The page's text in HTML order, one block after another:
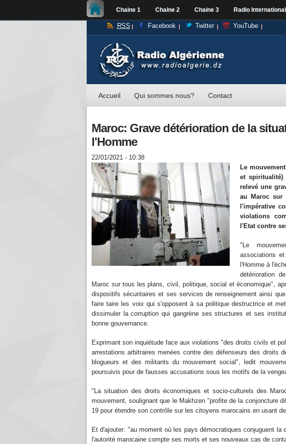
Chaine 1 Chaine 2 Chaine 3 Radio International
RSS Facebook Twitter YouTube
Accueil Qui sommes nous? Contact
Maroc: Grave détérioration de la
l'Homme
22/01/2021 - 10:38
Le
et spiritualité)
relevé une
au Maroc sur
l'impérative
violations
l'Etat contre
"Le
associations
l'Homme à
détérioration
Maroc sur tous les plans, civil, politique, social et économique",
dispositifs sécuritaires et ses services de renseignement ainsi
faire taire les voix qui s'opposent à sa politique destructrice et
dissimuler la corruption qui gangrène ses structures et ses
bonne gouvernance.
Exprimant son inquiétude face aux violations "des droits civils et
arrestations arbitraires menées contre des défenseurs des droits
blogueurs et des militants du mouvement social", ledit
poursuivis pour de fausses accusations sous les motifs de la
"La situation des droits économiques et socio-culturels des
mouvement, soulignant que le Makhzen "profite de la conjoncture
19 pour étendre son contrôle sur les citoyens marocains en usant
Et d'ajouter: "au moment où les pays démocratiques conjuguent la
l'autorité marocaine compte ses morts et ses nouveaux cas de